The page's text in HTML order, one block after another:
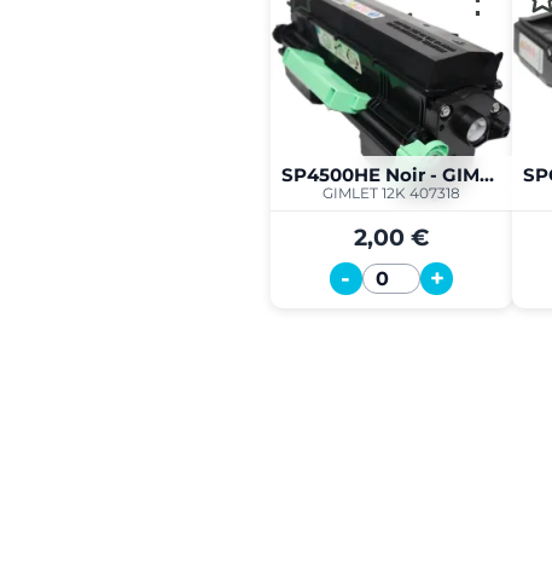
SP4500HE Noir - GIMLET 12K
GIMLET 12K 407318
2,00 €
-
Quantité
+